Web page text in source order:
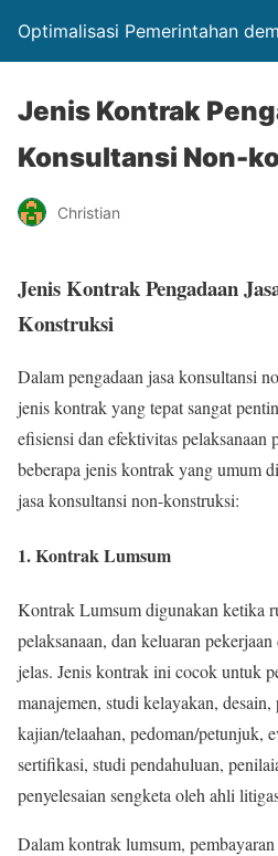
Optimalisasi Pemerintahan
Jenis Kontrak
Konsultansi Non-
Christian
Jenis Kontrak Pengadaan
Konstruksi
Dalam pengadaan jasa konsultansi
jenis kontrak yang tepat sangat
efisiensi dan efektivitas pelaksanaan
beberapa jenis kontrak yang umum
jasa konsultansi non-konstruksi:
1. Kontrak Lumsum
Kontrak Lumsum digunakan ketika
pelaksanaan, dan keluaran
jelas. Jenis kontrak ini cocok untuk
manajemen, studi kelayakan,
kajian/telaahan, pedoman/petunjuk,
sertifikasi, studi pendahuluan,
penyelesaian sengketa oleh ahli
Dalam kontrak lumsum,